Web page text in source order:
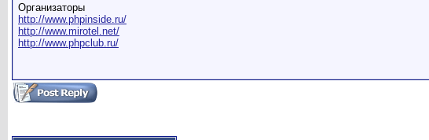
Организаторы
http://www.phpinside.ru/
http://www.mirotel.net/
http://www.phpclub.ru/